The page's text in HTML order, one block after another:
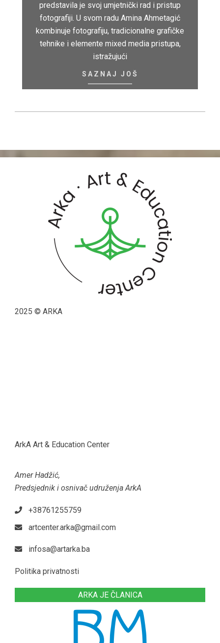
predstavila je svoj umjetnički rad i pristup
fotografiji. U svom radu Amina Ahmetagić
kombinuje fotografiju, tradicionalne grafičke
tehnike i elemente mixed media pristupa,
istražujući
SAZNAJ JOŠ
2025 © ARKA
ArkA Art & Education Center
Amer Hadžić,
Predsjednik i osnivač udruženja ArkA
+38761255759
artcenter.arka@gmail.com
infosa@artarka.ba
Politika privatnosti
ARKA JE ČLANICA